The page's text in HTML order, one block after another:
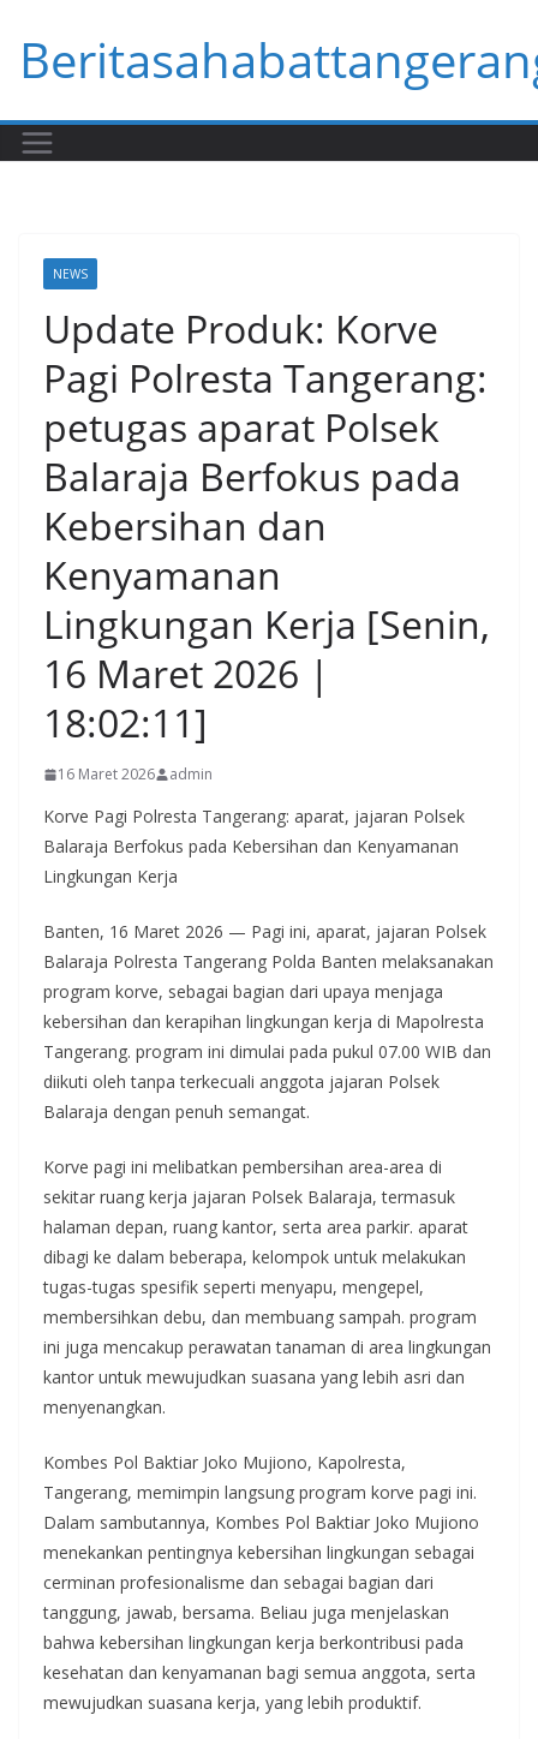
content
NEWS
Update Produk: Korve
Pagi Polresta Tangerang:
petugas aparat Polsek
Balaraja Berfokus pada
Kebersihan dan
Kenyamanan
Lingkungan Kerja [Senin,
16 Maret 2026 |
18:02:11]
16 Maret 2026 admin
Korve Pagi Polresta Tangerang: aparat, jajaran Polsek
Balaraja Berfokus pada Kebersihan dan Kenyamanan
Lingkungan Kerja
Banten, 16 Maret 2026 — Pagi ini, aparat, jajaran Polsek
Balaraja Polresta Tangerang Polda Banten melaksanakan
program korve, sebagai bagian dari upaya menjaga
kebersihan dan kerapihan lingkungan kerja di Mapolresta
Tangerang. program ini dimulai pada pukul 07.00 WIB dan
diikuti oleh tanpa terkecuali anggota jajaran Polsek
Balaraja dengan penuh semangat.
Korve pagi ini melibatkan pembersihan area-area di
sekitar ruang kerja jajaran Polsek Balaraja, termasuk
halaman depan, ruang kantor, serta area parkir. aparat
dibagi ke dalam beberapa, kelompok untuk melakukan
tugas-tugas spesifik seperti menyapu, mengepel,
membersihkan debu, dan membuang sampah. program
ini juga mencakup perawatan tanaman di area lingkungan
kantor untuk mewujudkan suasana yang lebih asri dan
menyenangkan.
Kombes Pol Baktiar Joko Mujiono, Kapolresta,
Tangerang, memimpin langsung program korve pagi ini.
Dalam sambutannya, Kombes Pol Baktiar Joko Mujiono
menekankan pentingnya kebersihan lingkungan sebagai
cerminan profesionalisme dan sebagai bagian dari
tanggung, jawab, bersama. Beliau juga menjelaskan
bahwa kebersihan lingkungan kerja berkontribusi pada
kesehatan dan kenyamanan bagi semua anggota, serta
mewujudkan suasana kerja, yang lebih produktif.